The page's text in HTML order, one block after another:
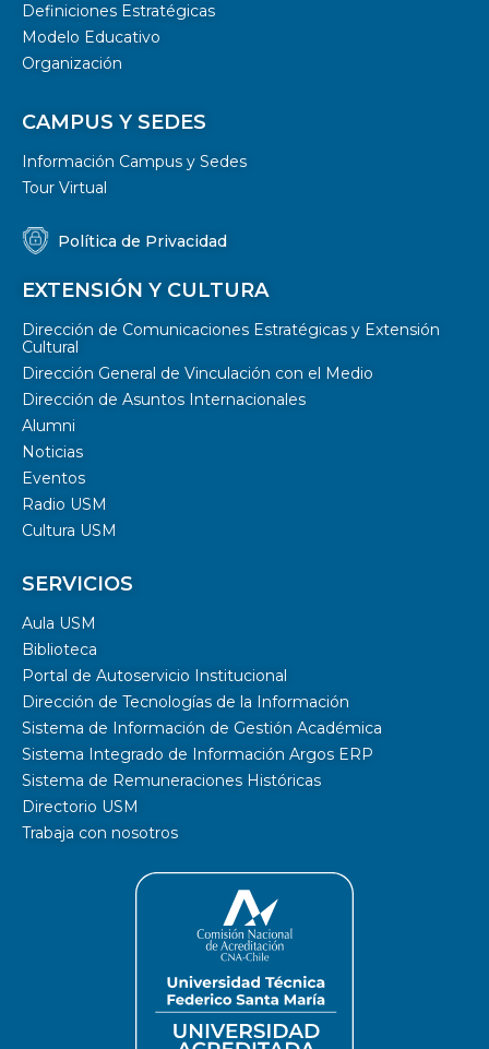
Definiciones Estratégicas
Modelo Educativo
Organización
CAMPUS Y SEDES
Información Campus y Sedes
Tour Virtual
Política de Privacidad
EXTENSIÓN Y CULTURA
Dirección de Comunicaciones Estratégicas y Extensión
Cultural
Dirección General de Vinculación con el Medio
Dirección de Asuntos Internacionales
Alumni
Noticias
Eventos
Radio USM
Cultura USM
SERVICIOS
Aula USM
Biblioteca
Portal de Autoservicio Institucional
Dirección de Tecnologías de la Información
Sistema de Información de Gestión Académica
Sistema Integrado de Información Argos ERP
Sistema de Remuneraciones Históricas
Directorio USM
Trabaja con nosotros